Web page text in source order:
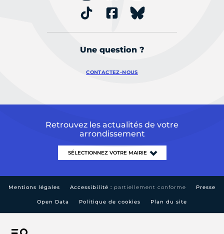
Une question ?
CONTACTEZ-NOUS
Retrouvez les actualités de votre
arrondissement
Mentions légales Accessibilité : partiellement conforme Presse
Open Data Politique de cookies Plan du site